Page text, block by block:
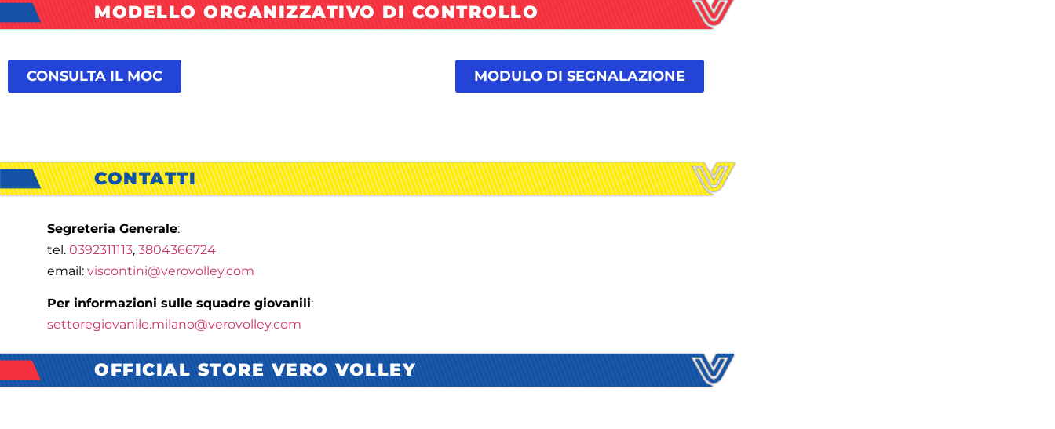
MODELLO ORGANIZZATIVO DI CONTROLLO
CONSULTA IL MOC MODULO DI SEGNALAZIONE
CONTATTI
Segreteria Generale:
tel. 0392311113, 3804366724
email: viscontini@verovolley.com
Per informazioni sulle squadre giovanili:
settoregiovanile.milano@verovolley.com
OFFICIAL STORE VERO VOLLEY